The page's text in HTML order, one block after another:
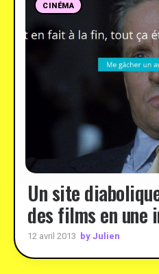
CINÉMA
Un site
des films en une
12 avril 2013 by Julien